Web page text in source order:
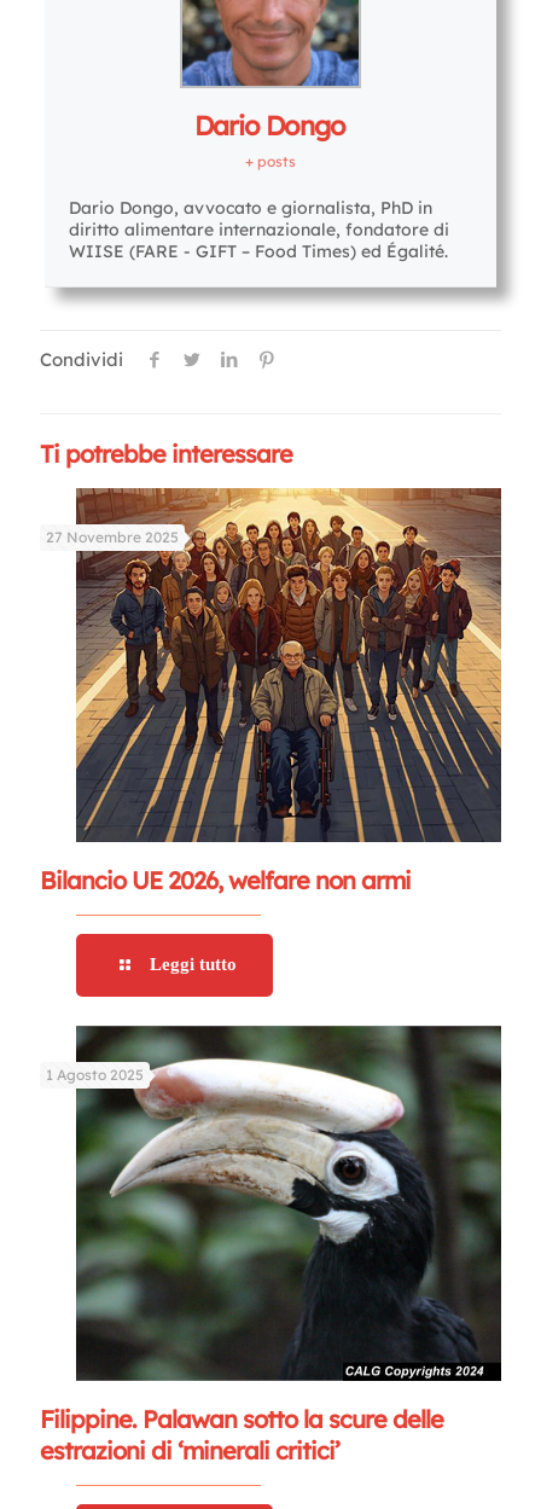
Dario Dongo
+ posts
Dario Dongo, avvocato e giornalista, PhD in
diritto alimentare internazionale, fondatore di
WIISE (FARE - GIFT – Food Times) ed Égalité.
Condividi
Ti potrebbe interessare
27 Novembre 2025
Bilancio UE 2026, welfare non armi
Leggi tutto
1 Agosto 2025
Filippine. Palawan sotto la scure delle
estrazioni di ‘minerali critici’